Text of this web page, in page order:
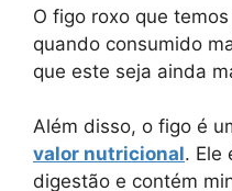
O figo roxo que
quando consumido
que este seja ainda
Além disso, o figo é
valor nutricional. Ele
digestão e contém